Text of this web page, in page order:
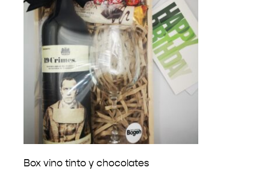
Box vino tinto y chocolates